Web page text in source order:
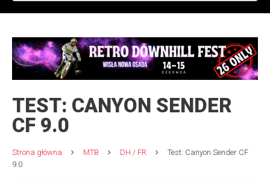
TEST: CANYON SENDER
CF 9.0
Strona główna MTB DH / FR
Test: Canyon Sender CF
9.0